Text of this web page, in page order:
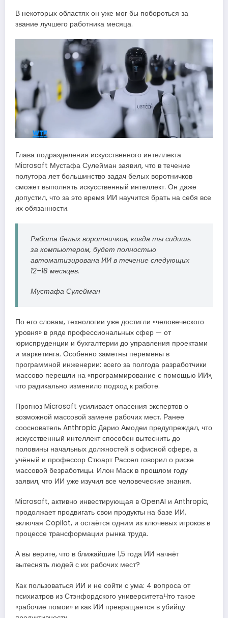
В некоторых областях он уже мог бы побороться за
звание лучшего работника месяца.
Глава подразделения искусственного интеллекта
Microsoft Мустафа Сулейман заявил, что в течение
полутора лет большинство задач белых воротничков
сможет выполнять искусственный интеллект. Он даже
допустил, что за это время ИИ научится брать на себя все
их обязанности.
Работа белых воротничков, когда ты сидишь
за компьютером, будет полностью
автоматизирована ИИ в течение следующих
12–18 месяцев.
Мустафа Сулейман
По его словам, технологии уже достигли «человеческого
уровня» в ряде профессиональных сфер — от
юриспруденции и бухгалтерии до управления проектами
и маркетинга. Особенно заметны перемены в
программной инженерии: всего за полгода разработчики
массово перешли на «программирование с помощью ИИ»,
что радикально изменило подход к работе.
Прогноз Microsoft усиливает опасения экспертов о
возможной массовой замене рабочих мест. Ранее
сооснователь Anthropic Дарио Амодеи предупреждал, что
искусственный интеллект способен вытеснить до
половины начальных должностей в офисной сфере, а
учёный и профессор Стюарт Рассел говорил о риске
массовой безработицы. Илон Маск в прошлом году
заявил, что ИИ уже изучил все человеческие знания.
Microsoft, активно инвестирующая в OpenAI и Anthropic,
продолжает продвигать свои продукты на базе ИИ,
включая Copilot, и остаётся одним из ключевых игроков в
процессе трансформации рынка труда.
А вы верите, что в ближайшие 1,5 года ИИ начнёт
вытеснять людей с их рабочих мест?
Как пользоваться ИИ и не сойти с ума: 4 вопроса от
психиатров из Стэнфордского университетаЧто такое
«рабочие помои» и как ИИ превращается в убийцу